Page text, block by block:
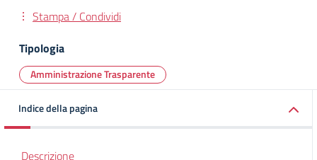
Stampa / Condividi
Tipologia
Amministrazione Trasparente
Indice della pagina
Descrizione